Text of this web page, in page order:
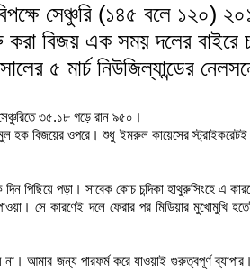
সেঞ্চুরি (১৪৫ বলে ১২০)
করা বিজয় এক সময় দলের বাইরে
৫ মার্চ নিউজিল্যান্ডের
৩৫.১৮ গড়ে রান ৯৫০।
বিজয়ের ওপরে। শুধু ইমরুল কায়েসের স্ট্রাইকরেটই
পিছিয়ে পড়া। সাবেক কোচ চন্দিকা হাথুরুসিংহে এ
সে কারণেই দলে ফেরার পর মিডিয়ার মুখোমুখি
আমার জন্য পারফর্ম করে যাওয়াই গুরুত্বপূর্ণ